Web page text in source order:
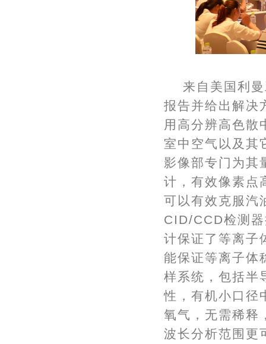
来自美国利
报告并给出解
用高分辨高色散
室中空气以及其
影像部专门为其
计，有效像素点
可以有效克服汽
CID/CCD检测
计保证了等离子
能保证等离子
样系统，包括半
性，有机小口径
氧气，无需稀
波长分析范围更